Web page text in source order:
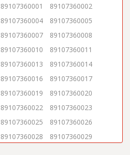
89107360001
89107360002
89107360004
89107360005
89107360007
89107360008
89107360010
89107360011
89107360013
89107360014
89107360016
89107360017
89107360019
89107360020
89107360022
89107360023
89107360025
89107360026
89107360028
89107360029